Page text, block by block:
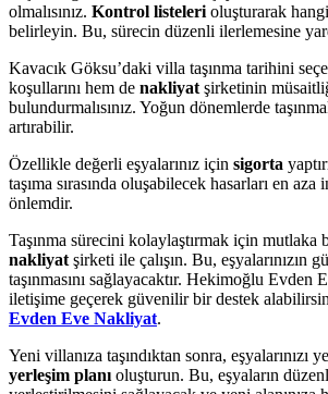
olmalısınız. Kontrol listeleri oluşturarak hangi
belirleyin. Bu, sürecin düzenli ilerlemesine
Kavacık Göksu’daki villa taşınma tarihini
koşullarını hem de nakliyat şirketinin
bulundurmalısınız. Yoğun dönemlerde
artırabilir.
Özellikle değerli eşyalarınız için sigorta
taşıma sırasında oluşabilecek hasarları en
önlemdir.
Taşınma sürecini kolaylaştırmak için mutlaka
nakliyat şirketi ile çalışın. Bu, eşyalarınızın
taşınmasını sağlayacaktır. Hekimoğlu Evden
iletişime geçerek güvenilir bir destek
Evden Eve Nakliyat.
Yeni villanıza taşındıktan sonra, eşyalarınızı
yerleşim planı oluşturun. Bu, eşyaların